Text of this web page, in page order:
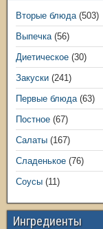
Вторые блюда (503)
Выпечка (56)
Диетическое (30)
Закуски (241)
Первые блюда (63)
Постное (67)
Салаты (167)
Сладенькое (76)
Соусы (11)
Ингредиенты